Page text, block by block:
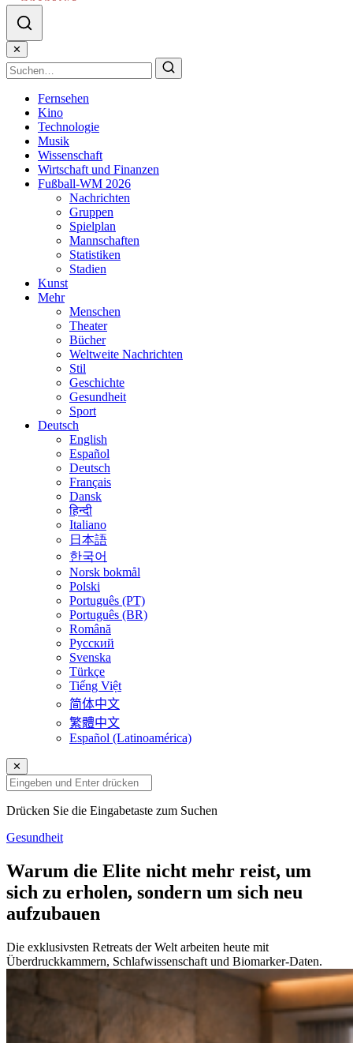
✕
Fernsehen
Kino
Technologie
Musik
Wissenschaft
Wirtschaft und Finanzen
Fußball-WM 2026
Nachrichten
Gruppen
Spielplan
Mannschaften
Statistiken
Stadien
Kunst
Mehr
Menschen
Theater
Bücher
Weltweite Nachrichten
Stil
Geschichte
Gesundheit
Sport
Deutsch
English
Español
Deutsch
Français
Dansk
हिन्दी
Italiano
日本語
한국어
Norsk bokmål
Polski
Português (PT)
Português (BR)
Română
Русский
Svenska
Türkçe
Tiếng Việt
简体中文
繁體中文
Español (Latinoamérica)
✕
Drücken Sie die Eingabetaste zum Suchen
Gesundheit
Warum die Elite nicht mehr reist, um
sich zu erholen, sondern um sich neu
aufzubauen
Die exklusivsten Retreats der Welt arbeiten heute mit
Überdruckkammern, Schlafwissenschaft und Biomarker-Daten.